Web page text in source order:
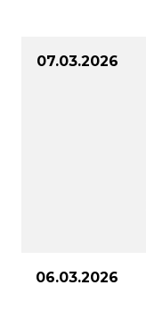
07.03.2026
06.03.2026